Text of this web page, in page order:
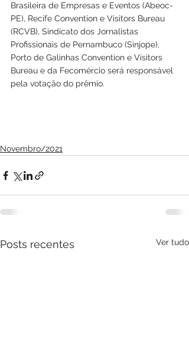
Brasileira de Empresas e Eventos (Abeoc-
PE), Recife Convention e Visitors Bureau
(RCVB), Sindicato dos Jornalistas
Profissionais de Pernambuco (Sinjope),
Porto de Galinhas Convention e Visitors
Bureau e da Fecomércio será responsável
pela votação do prêmio.
Novembro/2021
Posts recentes Ver tudo